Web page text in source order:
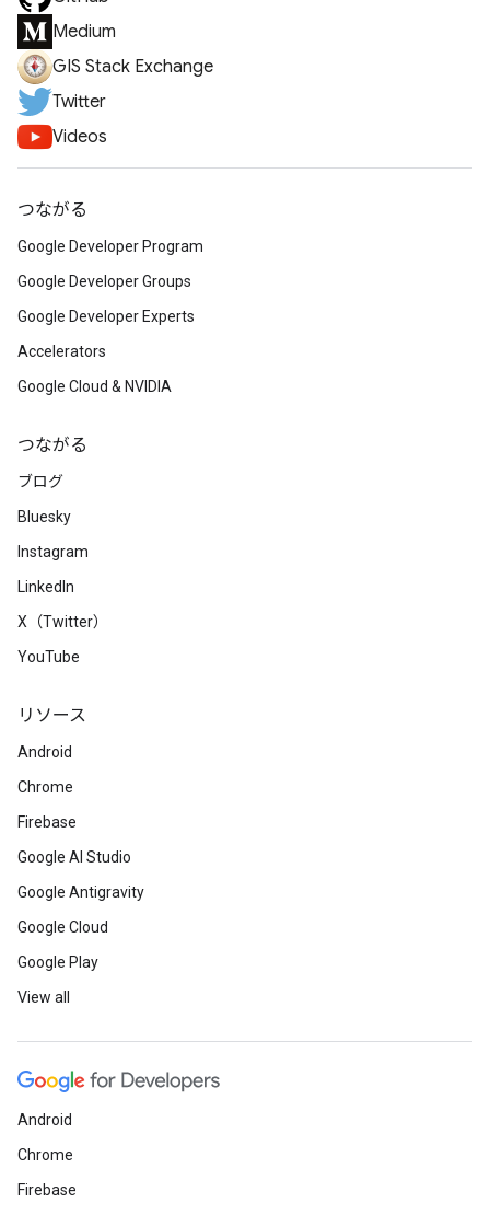
Medium
GIS Stack Exchange
Twitter
Videos
つながる
Google Developer Program
Google Developer Groups
Google Developer Experts
Accelerators
Google Cloud & NVIDIA
つながる
ブログ
Bluesky
Instagram
LinkedIn
X（Twitter）
YouTube
リソース
Android
Chrome
Firebase
Google AI Studio
Google Antigravity
Google Cloud
Google Play
View all
Android
Chrome
Firebase